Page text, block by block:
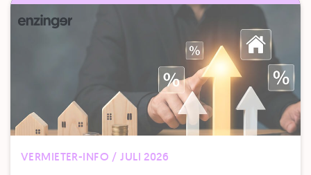
VERMIETER-INFO / JULI 2026